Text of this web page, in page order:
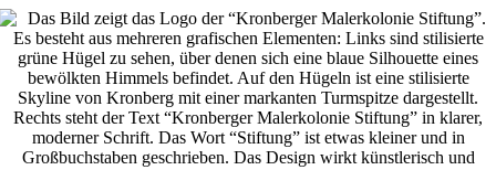
Zum
Inhalt
springen